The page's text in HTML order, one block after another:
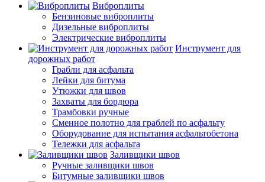
Виброплиты
Бензиновые виброплиты
Дизельные виброплиты
Электрические виброплиты
Инструмент для
дорожных работ
Грабли для асфальта
Лейки для битума
Утюжки для швов
Захваты для бордюра
Трамбовки ручные
Сменное полотно для граблей по асфальту
Оборудование для испытания асфальтобетона
Тележки для асфальта
Заливщики швов
Ручные заливщики швов
Битумные заливщики швов